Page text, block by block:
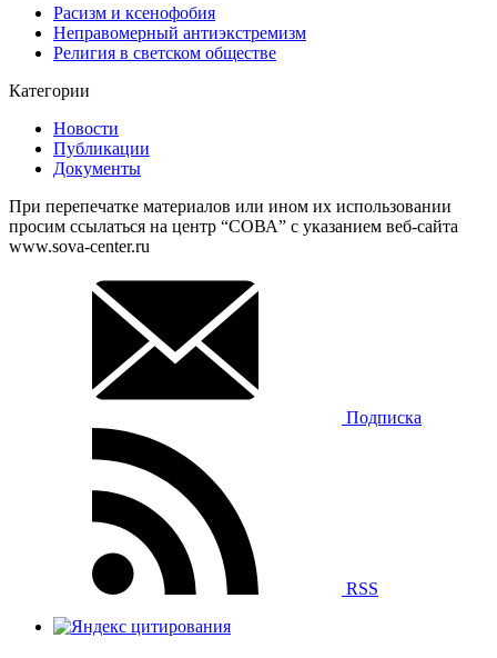
Расизм и ксенофобия
Неправомерный антиэкстремизм
Религия в светском обществе
Категории
Новости
Публикации
Документы
При перепечатке материалов или ином их использовании
просим ссылаться на центр “СОВА” с указанием веб-сайта
www.sova-center.ru
Подписка
RSS